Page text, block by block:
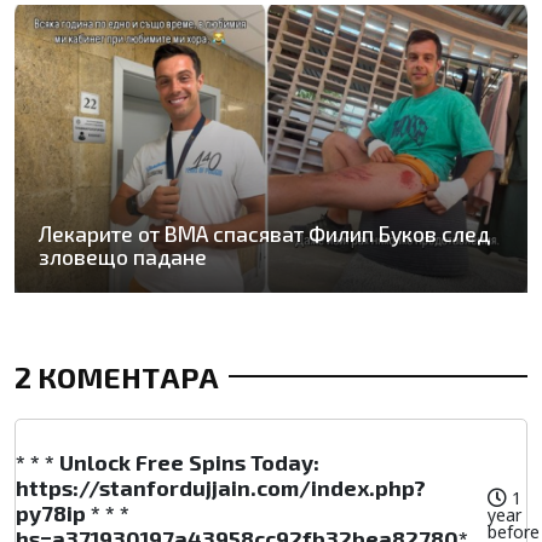
Лекарите от ВМА спасяват Филип Буков след
зловещо падане
2 КОМЕНТАРА
* * * Unlock Free Spins Today:
https://stanfordujjain.com/index.php?
py78ip * * *
1
year
before